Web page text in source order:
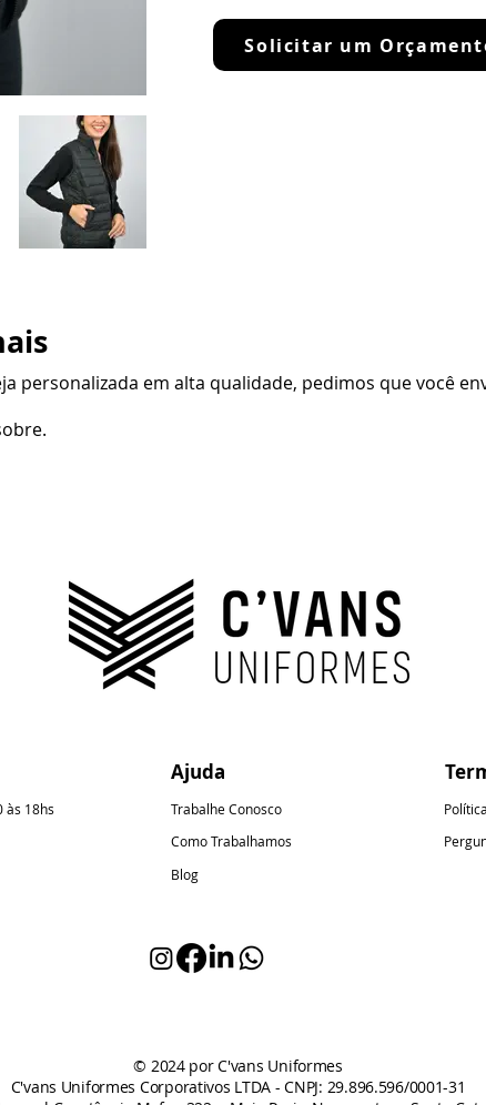
Solicitar um
personalizada em alta qualidade, pedimos que você
às 18hs
Ajuda
Trabalhe Conosco
Como Trabalhamos
Blog
© 2024 por C'vans Uniformes
C'vans Uniformes Corporativos LTDA - CNPJ: 29.896.596/0001-31